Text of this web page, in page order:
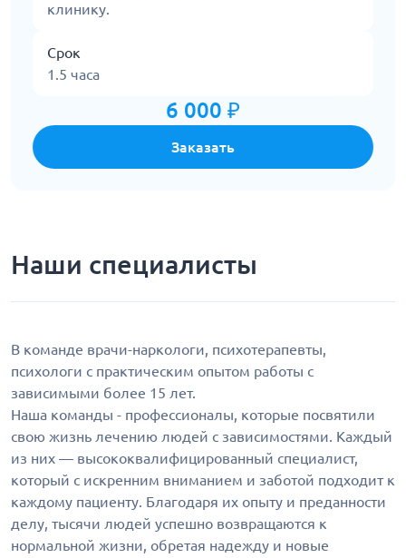
клинику.
Срок
1.5 часа
6 000 ₽
Заказать
Наши специалисты
В команде врачи-наркологи, психотерапевты,
психологи с практическим опытом работы с
зависимыми более 15 лет.
Наша команды - профессионалы, которые посвятили
свою жизнь лечению людей с зависимостями. Каждый
из них — высококвалифицированный специалист,
который с искренним вниманием и заботой подходит к
каждому пациенту. Благодаря их опыту и преданности
делу, тысячи людей успешно возвращаются к
нормальной жизни, обретая надежду и новые